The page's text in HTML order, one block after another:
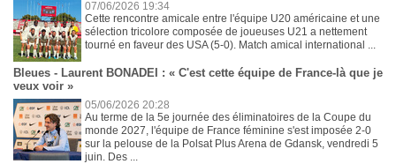
07/06/2026 19:34
Cette rencontre amicale entre l'équipe U20 américaine et une
sélection tricolore composée de joueuses U21 a nettement
tourné en faveur des USA (5-0). Match amical international ...
Bleues - Laurent BONADEI : « C'est cette équipe de France-là que je
veux voir »
05/06/2026 20:28
Au terme de la 5e journée des éliminatoires de la Coupe du
monde 2027, l'équipe de France féminine s'est imposée 2-0
sur la pelouse de la Polsat Plus Arena de Gdansk, vendredi 5
juin. Des ...